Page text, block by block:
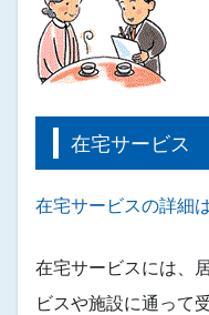
在宅サービス
在宅サービスの詳細
在宅サービスには、
ビスや施設に通って